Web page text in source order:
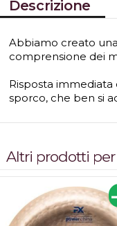
Descrizione
Abbiamo creato
comprensione dei
Risposta
sporco, che ben si
Altri prodotti